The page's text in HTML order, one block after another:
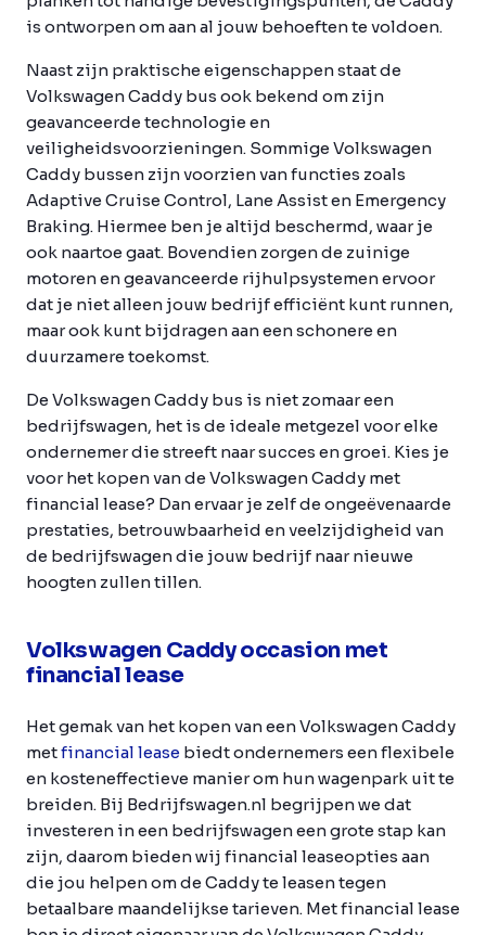
is ontworpen om aan al jouw behoeften te voldoen.
Naast zijn praktische eigenschappen staat de
Volkswagen Caddy bus ook bekend om zijn
geavanceerde technologie en
veiligheidsvoorzieningen. Sommige Volkswagen
Caddy bussen zijn voorzien van functies zoals
Adaptive Cruise Control, Lane Assist en Emergency
Braking. Hiermee ben je altijd beschermd, waar je
ook naartoe gaat. Bovendien zorgen de zuinige
motoren en geavanceerde rijhulpsystemen ervoor
dat je niet alleen jouw bedrijf efficiënt kunt runnen,
maar ook kunt bijdragen aan een schonere en
duurzamere toekomst.
De Volkswagen Caddy bus is niet zomaar een
bedrijfswagen, het is de ideale metgezel voor elke
ondernemer die streeft naar succes en groei. Kies je
voor het kopen van de Volkswagen Caddy met
financial lease? Dan ervaar je zelf de ongeëvenaarde
prestaties, betrouwbaarheid en veelzijdigheid van
de bedrijfswagen die jouw bedrijf naar nieuwe
hoogten zullen tillen.
Volkswagen Caddy occasion met
financial lease
Het gemak van het kopen van een Volkswagen Caddy
metfinancial lease biedt ondernemers een flexibele
en kosteneffectieve manier om hun wagenpark uit te
breiden. Bij Bedrijfswagen.nl begrijpen we dat
investeren in een bedrijfswagen een grote stap kan
zijn, daarom bieden wij financial leaseopties aan
die jou helpen om de Caddy te leasen tegen
betaalbare maandelijkse tarieven. Met financial lease